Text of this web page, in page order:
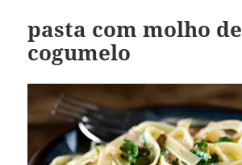
pasta com molho de
cogumelo